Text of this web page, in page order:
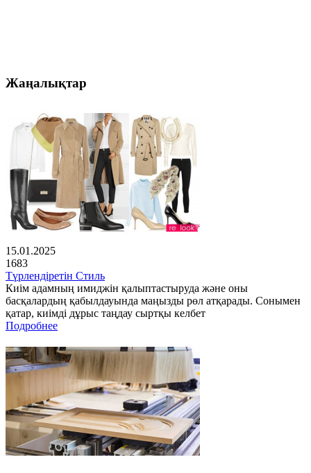
Жаңалықтар
15.01.2025
1683
Түрлендіретін Стиль
Киім адамның имиджін қалыптастыруда және оны
басқалардың қабылдауында маңызды рөл атқарады. Сонымен
қатар, киімді дұрыс таңдау сыртқы келбет
Подробнее